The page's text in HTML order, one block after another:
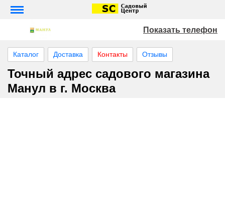
Показать телефон
Каталог Доставка Контакты Отзывы
Точный адрес садового магазина
Манул в г. Москва